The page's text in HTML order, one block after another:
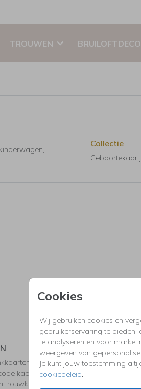
TROUWEN
Cookies
Wij gebruiken cookies en
gebruikerservaring te bieden,
te analyseren en voor
weergeven van
Je kunt jouw toestemming
cookiebeleid
Collectie
kaartjes
trouwkaarten
KERST